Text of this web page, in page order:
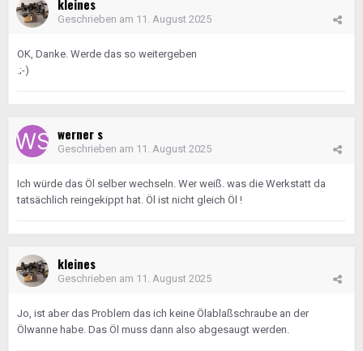
kleines
Geschrieben am 11. August 2025
OK, Danke. Werde das so weitergeben
.;-)
werner s
Geschrieben am 11. August 2025
Ich würde das Öl selber wechseln. Wer weiß. was die Werkstatt da
tatsächlich reingekippt hat. Öl ist nicht gleich Öl !
kleines
Geschrieben am 11. August 2025
Jo, ist aber das Problem das ich keine Ölablaßschraube an der
Ölwanne habe. Das Öl muss dann also abgesaugt werden.